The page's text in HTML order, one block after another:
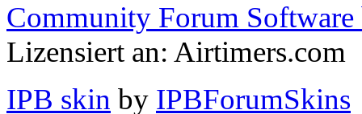
Community Forum Software
Lizensiert an: Airtimers.com
IPB skin by IPBForumSkins